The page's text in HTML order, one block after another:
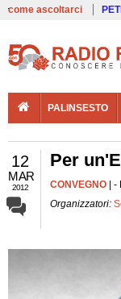
come ascoltarci
PALINSESTO
12
MAR
2012
Per
CONVEGNO |
Organizzatori: